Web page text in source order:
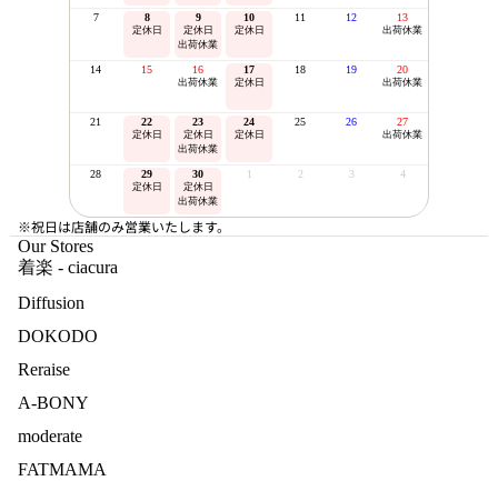
7 8
定休日
9
定休日
出荷休業
10
定休日
11 12 13
出荷休業
14 15 16
出荷休業
17
定休日
18 19 20
出荷休業
21 22
定休日
23
定休日
出荷休業
24
定休日
25 26 27
出荷休業
28 29
定休日
30
定休日
出荷休業
1 2 3 4
※祝日は店舗のみ営業いたします。
Our Stores
着楽 - ciacura
Diffusion
DOKODO
Reraise
A-BONY
moderate
FATMAMA